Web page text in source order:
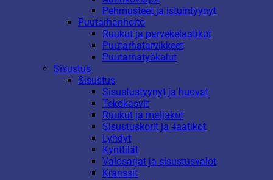
Pehmusteet ja istuintyynyt
Puutarhanhoito
Ruukut ja parvekelaatikot
Puutarhatarvikkeet
Puutarhatyökalut
Sisustus
Sisustus
Sisustustyynyt ja huovat
Tekokasvit
Ruukut ja maljakot
Sisustuskorit ja -laatikot
Lyhdyt
Kynttilät
Valosarjat ja sisustusvalot
Kranssit